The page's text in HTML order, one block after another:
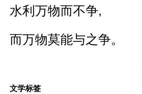
水利万物而不争,
而万物莫能与之争。
文学标签